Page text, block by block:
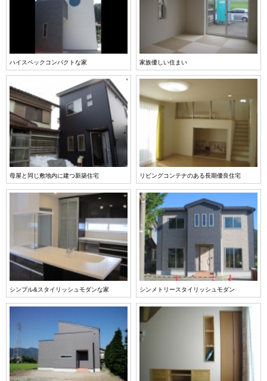
ハイスペックコンパクトな家 家族優しい住まい
母屋と同じ敷地内に建つ新築住宅 リビングコンテナのある長期優良住宅
シンプル&スタイリッシュモダンな家 シンメトリースタイリッシュモダン